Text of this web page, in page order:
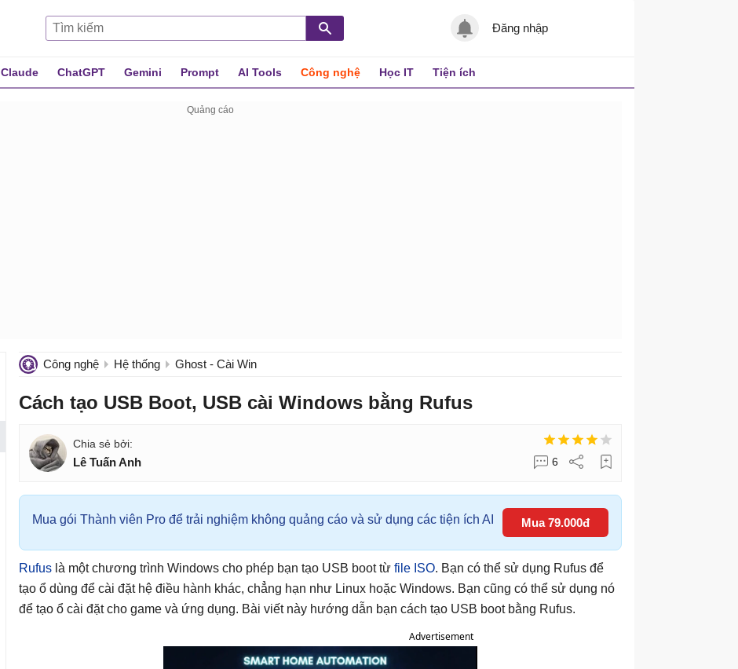
Đăng nhập
Claude ChatGPT Gemini Prompt AI Tools Công nghệ Học IT Tiện ích
Công nghệ Hệ thống Ghost - Cài Win
Cách tạo USB Boot, USB cài Windows bằng Rufus
Lê Tuấn Anh 6
Mua gói Thành viên Pro để trải nghiệm không quảng cáo và sử dụng các tiện ích AI Mua 79.000đ
Rufus là một chương trình Windows cho phép bạn tạo USB boot từ file ISO. Bạn có thể sử dụng Rufus để
tạo ổ dùng để cài đặt hệ điều hành khác, chẳng hạn như Linux hoặc Windows. Bạn cũng có thể sử dụng nó
để tạo ổ cài đặt cho game và ứng dụng. Bài viết này hướng dẫn bạn cách tạo USB boot bằng Rufus.
Advertisement